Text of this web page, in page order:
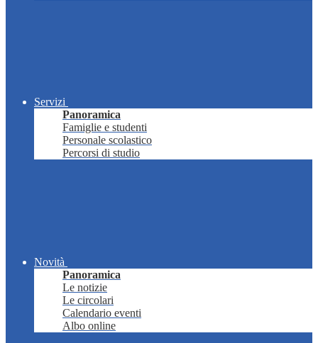
Servizi
Panoramica
Famiglie e studenti
Personale scolastico
Percorsi di studio
Novità
Panoramica
Le notizie
Le circolari
Calendario eventi
Albo online